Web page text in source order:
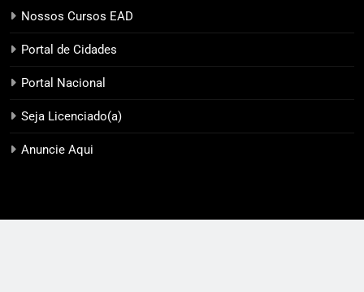
Nossos Cursos EAD
Portal de Cidades
Portal Nacional
Seja Licenciado(a)
Anuncie Aqui